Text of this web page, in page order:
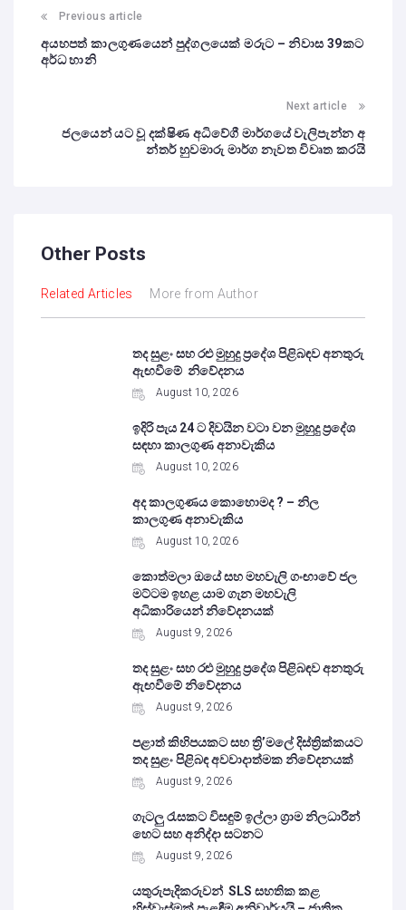
Previous article
අයහපත් කාලගුණයෙන් පුද්ගලයෙක් මරුට – නිවාස 39කට
අර්ධ හානි
Next article
ජලයෙන් යට වූ දක්ෂිණ අධිවේගී මාර්ගයේ වැලිපැන්න අ
න්තර් හුවමාරු මාර්ග නැවත විවෘත කරයි
Other Posts
Related Articles More from Author
තද සුළං සහ රළු මුහුදු ප්‍රදේශ පිළිබඳව අනතුරු
ඇඟවීමේ නිවේදනය
August 10, 2026
ඉදිරි පැය 24 ට දිවයින වටා වන මුහුදු ප්‍රදේශ
සඳහා කාලගුණ අනාවැකිය
August 10, 2026
අද කාලගුණය කොහොමද ? – නිල
කාලගුණ අනාවැකිය
August 10, 2026
කොත්මලා ඔයේ සහ මහවැලි ගංඟාවේ ජල
මට්ටම ඉහළ යාම ගැන මහවැලි
අධිකාරියෙන් නිවේදනයක්
August 9, 2026
තද සුළං සහ රළු මුහුදු ප්‍රදේශ පිළිබඳව අනතුරු
ඇඟවීමේ නිවේදනය
August 9, 2026
පළාත් කිහිපයකට සහ ත්‍රි’මලේ දිස්ත්‍රික්කයට
තද සුළං පිළිබඳ අවවාදාත්මක නිවේදනයක්
August 9, 2026
ගැටලු රැසකට විසඳුම් ඉල්ලා ග්‍රාම නිලධාරීන්
හෙට සහ අනිද්දා සටනට
August 9, 2026
යතුරුපැදිකරුවන් SLS සහතික කළ